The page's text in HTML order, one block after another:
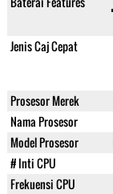
Jenis Caj Cepat
Prosesor Merek
Nama Prosesor
Model Prosesor
# Inti CPU
Frekuensi CPU